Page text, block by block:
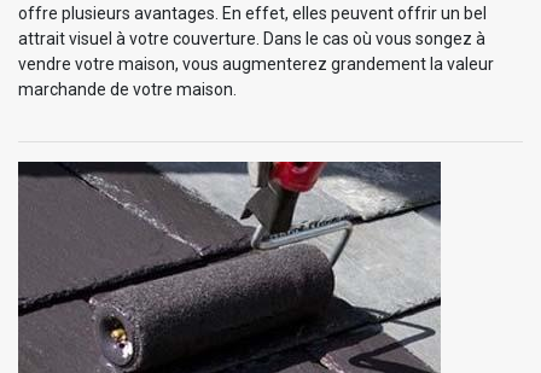
offre plusieurs avantages. En effet, elles peuvent offrir un bel
attrait visuel à votre couverture. Dans le cas où vous songez à
vendre votre maison, vous augmenterez grandement la valeur
marchande de votre maison.